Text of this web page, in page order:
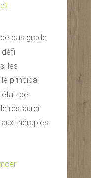
bas grade
défi
les
principal
de
restaurer
thérapies